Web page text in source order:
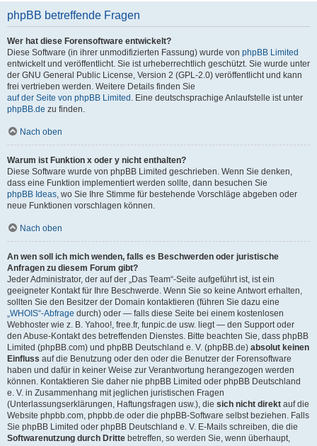
phpBB betreffende Fragen
Wer hat diese Forensoftware entwickelt?
Diese Software (in ihrer unmodifizierten Fassung) wurde von phpBB Limited
entwickelt und veröffentlicht. Sie ist urheberrechtlich geschützt. Sie wurde unter
der GNU General Public License, Version 2 (GPL-2.0) veröffentlicht und kann
frei vertrieben werden. Weitere Details finden Sie
auf der Seite von phpBB Limited . Eine deutschsprachige Anlaufstelle ist unter
phpBB.de zu finden.
Nach oben
Warum ist Funktion x oder y nicht enthalten?
Diese Software wurde von phpBB Limited geschrieben. Wenn Sie denken,
dass eine Funktion implementiert werden sollte, dann besuchen Sie
phpBB Ideas, wo Sie Ihre Stimme für bestehende Vorschläge abgeben oder
neue Funktionen vorschlagen können.
Nach oben
An wen soll ich mich wenden, falls es Beschwerden oder juristische
Anfragen zu diesem Forum gibt?
Jeder Administrator, der auf der „Das Team“-Seite aufgeführt ist, ist ein
geeigneter Kontakt für Ihre Beschwerde. Wenn Sie so keine Antwort erhalten,
sollten Sie den Besitzer der Domain kontaktieren (führen Sie dazu eine
„WHOIS“-Abfrage durch) oder — falls diese Seite bei einem kostenlosen
Webhoster wie z. B. Yahoo!, free.fr, funpic.de usw. liegt — den Support oder
den Abuse-Kontakt des betreffenden Dienstes. Bitte beachten Sie, dass phpBB
Limited (phpBB.com) und phpBB Deutschland e. V. (phpBB.de) absolut keinen
Einfluss auf die Benutzung oder den oder die Benutzer der Forensoftware
haben und dafür in keiner Weise zur Verantwortung herangezogen werden
können. Kontaktieren Sie daher nie phpBB Limited oder phpBB Deutschland
e. V. in Zusammenhang mit jeglichen juristischen Fragen
(Unterlassungserklärungen, Haftungsfragen usw.), die sich nicht direkt auf die
Website phpbb.com, phpbb.de oder die phpBB-Software selbst beziehen. Falls
Sie phpBB Limited oder phpBB Deutschland e. V. E-Mails schreiben, die die
Softwarenutzung durch Dritte betreffen, so werden Sie, wenn überhaupt,